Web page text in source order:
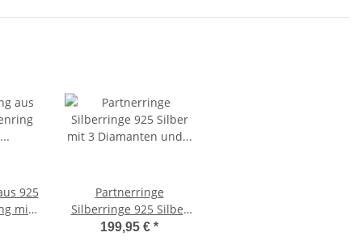
925
mit
Partnerringe
Silberringe 925 Silber
mit 3 Diamanten und
199,95 € *